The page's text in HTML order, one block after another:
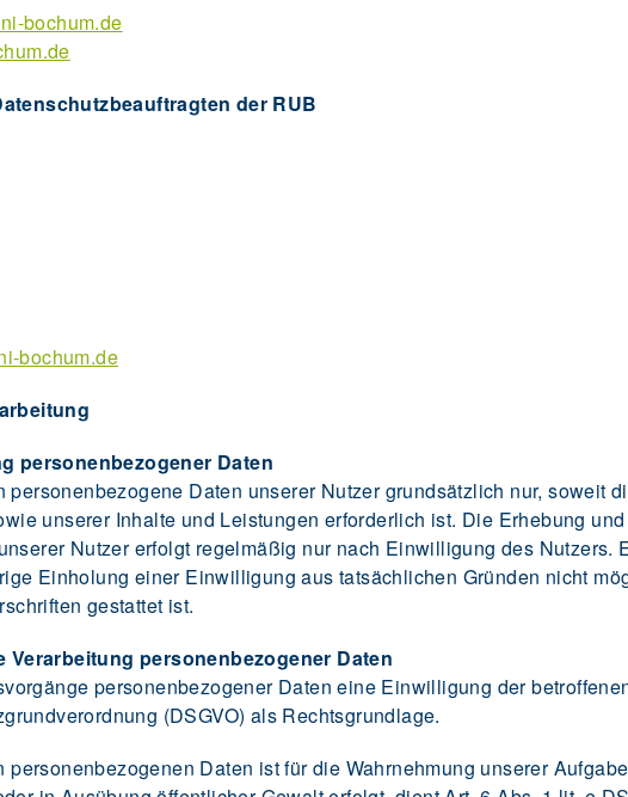
bochum.de
der RUB
bochum.de
personenbezogener Daten
personenbezogene Daten unserer Nutzer grundsätzlich nur, soweit
unserer Inhalte und Leistungen erforderlich ist. Die Erhebung
Nutzer erfolgt regelmäßig nur nach Einwilligung des Nutzers.
Einholung einer Einwilligung aus tatsächlichen Gründen nicht
gestattet ist.
personenbezogener Daten
personenbezogener Daten eine Einwilligung der
(DSGVO) als Rechtsgrundlage.
Daten ist für die Wahrnehmung unserer